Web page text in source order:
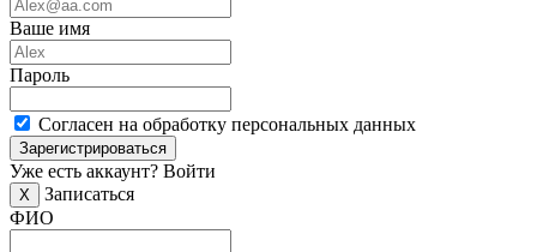
Ваше имя
Пароль
Согласен на обработку персональных данных
Зарегистрироваться
Уже есть аккаунт? Войти
X
Записаться
ФИО